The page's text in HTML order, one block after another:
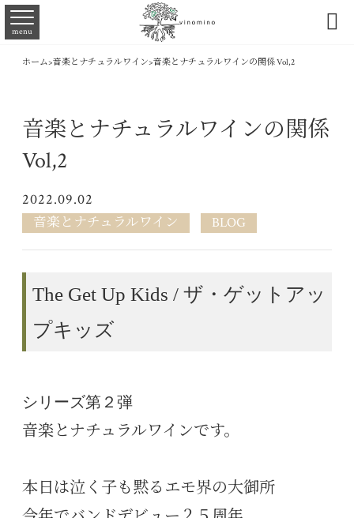
menu 
ホーム>音楽とナチュラルワイン>音楽とナチュラルワインの関係 Vol,2
音楽とナチュラルワインの関係
Vol,2
2022.09.02
音楽とナチュラルワイン BLOG
The Get Up Kids / ザ・ゲットアッ
プキッズ
シリーズ第２弾
音楽とナチュラルワインです。
本日は泣く子も黙るエモ界の大御所